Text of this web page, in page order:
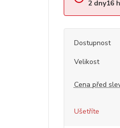
2 dny16
Dostupnost
Velikost
Cena před
Ušetříte